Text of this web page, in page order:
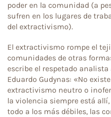
poder en la comunidad (a
sufren en los lugares de
del extractivismo).
El extractivismo rompe el
comunidades de otras
escribe el respetado
Eduardo Gudynas: «No
extractivismo neutro o
la violencia siempre está
todo a los más débiles, las